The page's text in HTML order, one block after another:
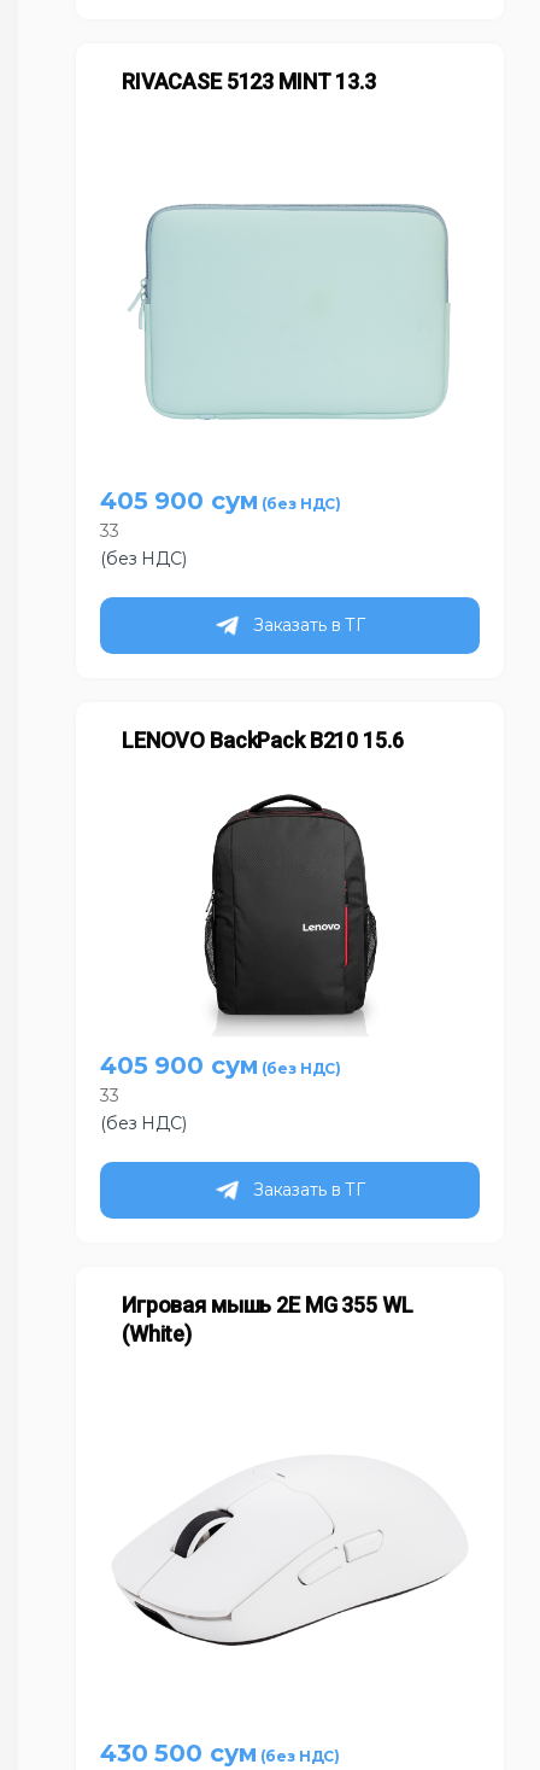
RIVACASE 5123 MINT 13.3
405 900 сум
33
(без НДС)
Заказать в ТГ
LENOVO BackPack B210 15.6
405 900 сум
33
(без НДС)
Заказать в ТГ
Игровая мышь 2E MG 355 WL
(White)
430 500 сум